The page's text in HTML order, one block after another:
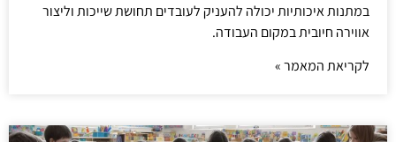
במתנות איכותיות יכולה להעניק לעובדים תחושת שייכות וליצור
אווירה חיובית במקום העבודה.
לקריאת המאמר »